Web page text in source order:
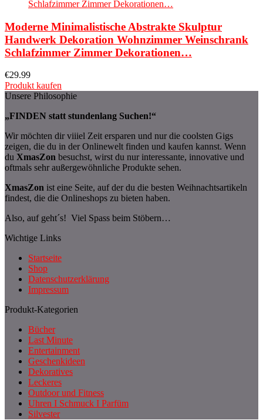
Moderne Minimalistische Abstrakte Skulptur
Handwerk Dekoration Wohnzimmer Weinschrank
Schlafzimmer Zimmer Dekorationen…
€29.99
Produkt kaufen
Unsere Philosophie
„FINDEN statt stundenlang Suchen!“
Wir möchten dir viiiel Zeit ersparen und nur die coolsten Gigs
zeigen, die du in der Onlinewelt finden und kaufen kannst. Wenn
du XmasZon besuchst, wirst du nur interessante, innovative und
oftmals sehr außergewöhnliche Produkte sehen.
XmasZon ist eine Seite, auf der du die besten Weihnachtsartikeln
findest, die die Onlineshops zu bieten haben.
Also, auf geht´s! Viel Spass beim Stöbern…
Wichtige Links
Startseite
Shop
Datenschutzerklärung
Impressum
Produkt-Kategorien
Bücher
Last Minute
Entertainment
Geschenkideen
Dekoratives
Leckeres
Outdoor und Fitness
Uhren I Schmuck I Parfüm
Silvester